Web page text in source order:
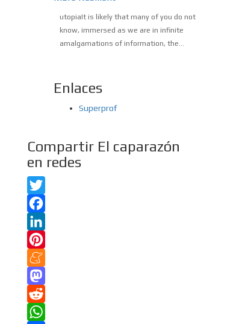
utopiaIt is likely that many of you do not
know, immersed as we are in infinite
amalgamations of information, the...
Enlaces
Superprof
Compartir El caparazón
en redes
Twitter
Facebook
LinkedIn
Pinterest
Meneame
Mastodon
Reddit